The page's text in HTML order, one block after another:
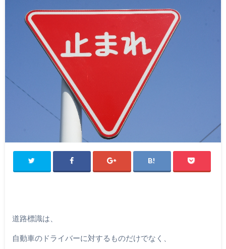
道路標識は、
自動車のドライバーに対するものだけでなく、